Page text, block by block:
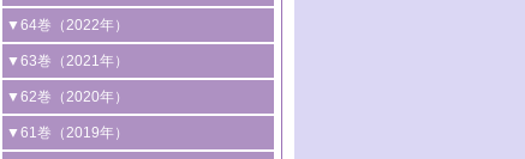
3号 有機分子変換やCO 資源化のための
光触媒に関する最近の研究
B号 第137回触媒討論会（2026年）
2号 水素製造のための水分解技術に関す
る最近の研究
3号 オレフィン系樹脂の精密合成に関す
る最新技術
4号 アルコール類の効率的変換を実現す
2号 規制反応場を活用した固体触媒研究
の新展開
3号 未踏分子変換を目指した酸化触媒プ
ロセスの最前線
4号 シンクロトロン放射光および中性子
1号 炭素が関わる触媒機能
2号 プラスチックケミカルリサイクルの
ための触媒技術
3号 非酸化物系金属化合物を基盤とした
触媒材料の開発
▼64巻（2022年）
1号 合成ガス製造とCOを用いるケミカル
ズ合成の最新動向
2号 化学品合成のための合金触媒開発
3号 CO の排出削減および有効活用のた
▼63巻（2021年）
1号 金触媒の新展開
2号 ペロブスカイト
▼62巻（2020年）
1号 触媒設計を拓く欠陥構造のキャラク
▼61巻（2019年）